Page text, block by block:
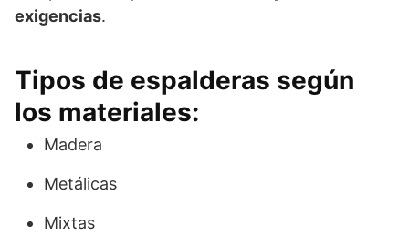
exigencias.
Tipos de espalderas según
los materiales:
Madera
Metálicas
Mixtas